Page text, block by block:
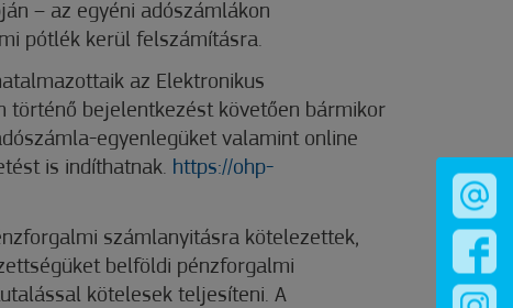
– az egyéni adószámlákon
pótlék kerül felszámításra.
az Elektronikus
történő bejelentkezést követően bármikor
egyenlegüket valamint online
is indíthatnak. https://ohp-
számlanyitásra kötelezettek,
belföldi pénzforgalmi
kötelesek teljesíteni. A